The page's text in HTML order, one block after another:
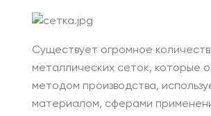
Существует огромное
металлических сеток, которые
методом производства,
материалом, сферами